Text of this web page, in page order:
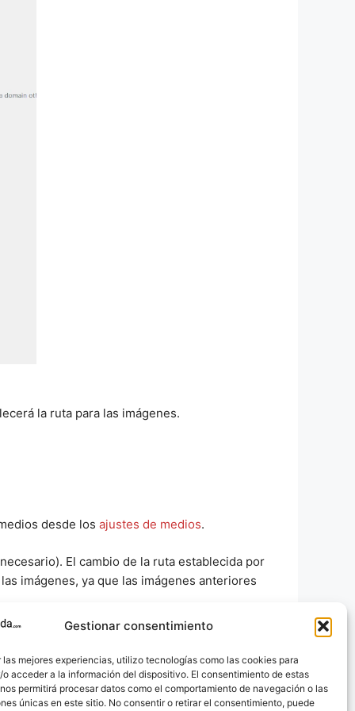
Gestionar consentimiento
las mejores experiencias, utilizo tecnologías como las cookies para
o acceder a la información del dispositivo. El consentimiento de estas
permitirá procesar datos como el comportamiento de navegación o las
únicas en este sitio. No consentir o retirar el consentimiento, puede
la ruta para las imágenes.
desde los ajustes de medios.
El cambio de la ruta establecida por
imágenes, ya que las imágenes anteriores